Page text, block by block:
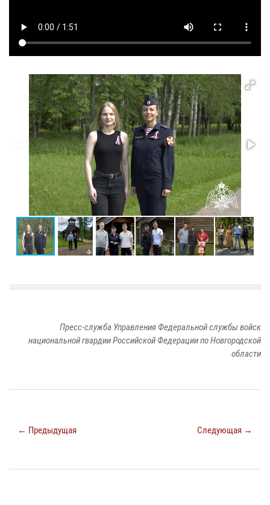
Пресс-служба Управления Федеральной службы войск
национальной гвардии Российской Федерации по Новгородской
области
← Предыдущая Следующая →